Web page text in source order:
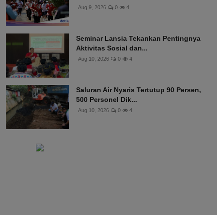
Aug 9, 2026 0 4
Seminar Lansia Tekankan Pentingnya
Aktivitas Sosial dan...
Aug 10, 2026 0 4
Saluran Air Nyaris Tertutup 90 Persen,
500 Personel Dik...
Aug 10, 2026 0 4